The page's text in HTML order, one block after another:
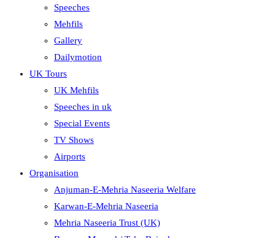
Speeches
Mehfils
Gallery
Dailymotion
UK Tours
UK Mehfils
Speeches in uk
Special Events
TV Shows
Airports
Organisation
Anjuman-E-Mehria Naseeria Welfare
Karwan-E-Mehria Naseeria
Mehria Naseeria Trust (UK)